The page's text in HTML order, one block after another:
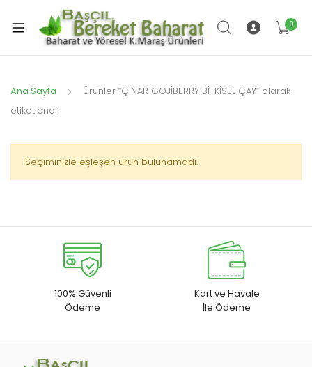
0
Ana Sayfa
Ürünler “ÇINAR GOJİBERRY BİTKİSEL ÇAY” olarak
etiketlendi
Seçiminizle eşleşen ürün bulunamadı.
100% Güvenli
Ödeme
Kart ve Havale
İle Ödeme